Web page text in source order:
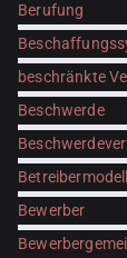
Berufung
beschränkte
Beschwerde
Betreibermodell
Bewerber